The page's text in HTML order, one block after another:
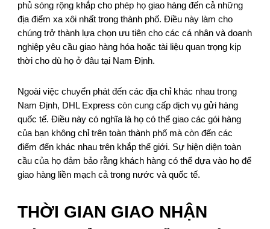
phủ sóng rộng khắp cho phép họ giao hàng đến cả những
địa điểm xa xôi nhất trong thành phố. Điều này làm cho
chúng trở thành lựa chọn ưu tiên cho các cá nhân và doanh
nghiệp yêu cầu giao hàng hóa hoặc tài liệu quan trọng kịp
thời cho dù họ ở đâu tại Nam Định.
Ngoài việc chuyển phát đến các địa chỉ khác nhau trong
Nam Định, DHL Express còn cung cấp dịch vụ gửi hàng
quốc tế. Điều này có nghĩa là họ có thể giao các gói hàng
của bạn không chỉ trên toàn thành phố mà còn đến các
điểm đến khác nhau trên khắp thế giới. Sự hiện diện toàn
cầu của họ đảm bảo rằng khách hàng có thể dựa vào họ để
giao hàng liền mạch cả trong nước và quốc tế.
THỜI GIAN GIAO NHẬN